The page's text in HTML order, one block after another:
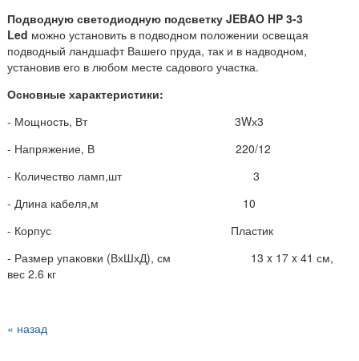
Подводную светодиодную подсветку JEBAO HP 3-3
Led можно установить в подводном положении освещая
подводный ландшафт Вашего пруда, так и в надводном,
установив его в любом месте садового участка.
Основные характеристики:
- Мощность, Вт 3Wх3
- Напряжение, В 220/12
- Количество ламп,шт 3
- Длина кабеля,м 10
- Корпус Пластик
- Размер упаковки (ВхШхД), см 13 x 17 x 41 см,
вес 2.6 кг
« назад